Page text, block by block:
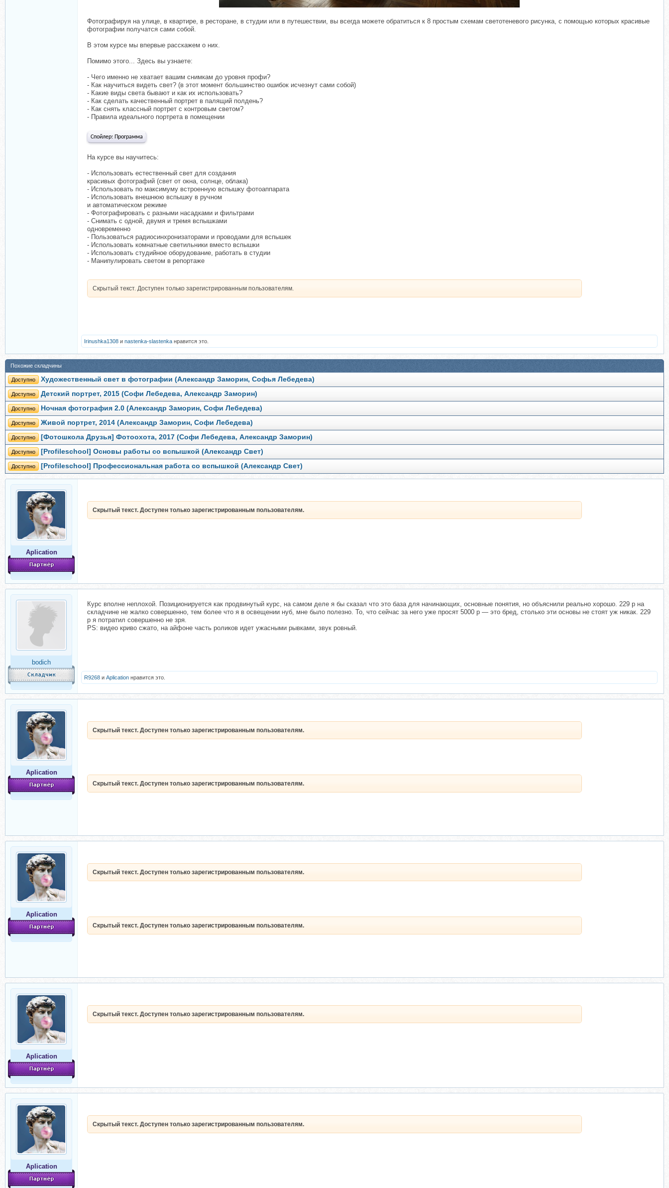
Фотографируя на улице, в квартире, в ресторане, в студии или в путешествии, вы всегда можете обратиться к 8 простым схемам светотеневого рисунка, с помощью которых красивые
фотографии получатся сами собой.
В этом курсе мы впервые расскажем о них.
Помимо этого... Здесь вы узнаете:
- Чего именно не хватает вашим снимкам до уровня профи?
- Как научиться видеть свет? (в этот момент большинство ошибок исчезнут сами собой)
- Какие виды света бывают и как их использовать?
- Как сделать качественный портрет в палящий полдень?
- Как снять классный портрет с контровым светом?
- Правила идеального портрета в помещении
Спойлер: Программа
На курсе вы научитесь:
- Использовать естественный свет для создания
красивых фотографий (свет от окна, солнце, облака)
- Использовать по максимуму встроенную вспышку фотоаппарата
- Использовать внешнюю вспышку в ручном
и автоматическом режиме
- Фотографировать с разными насадками и фильтрами
- Снимать с одной, двумя и тремя вспышками
одновременно
- Пользоваться радиосинхронизаторами и проводами для вспышек
- Использовать комнатные светильники вместо вспышки
- Использовать студийное оборудование, работать в студии
- Манипулировать светом в репортаже
Скрытый текст. Доступен только зарегистрированным пользователям.
Irinushka1308 и nastenka-slastenka нравится это.
Похожие складчины
Доступно Художественный свет в фотографии (Александр Заморин, Софья Лебедева)
Доступно Детский портрет, 2015 (Софи Лебедева, Александр Заморин)
Доступно Ночная фотография 2.0 (Александр Заморин, Софи Лебедева)
Доступно Живой портрет, 2014 (Александр Заморин, Софи Лебедева)
Доступно [Фотошкола Друзья] Фотоохота, 2017 (Софи Лебедева, Александр Заморин)
Доступно [Profileschool] Основы работы со вспышкой (Александр Свет)
Доступно [Profileschool] Профессиональная работа со вспышкой (Александр Свет)
Aplication
Скрытый текст. Доступен только зарегистрированным пользователям.
bodich
Курс вполне неплохой. Позиционируется как продвинутый курс, на самом деле я бы сказал что это база для начинающих, основные понятия, но объяснили реально хорошо. 229 р на
складчине не жалко совершенно, тем более что я в освещении нуб, мне было полезно. То, что сейчас за него уже просят 5000 р — это бред, столько эти основы не стоят уж никак. 229
р я потратил совершенно не зря.
PS: видео криво сжато, на айфоне часть роликов идет ужасными рывками, звук ровный.
R9268 и Aplication нравится это.
Aplication
Скрытый текст. Доступен только зарегистрированным пользователям.
Скрытый текст. Доступен только зарегистрированным пользователям.
Aplication
Скрытый текст. Доступен только зарегистрированным пользователям.
Скрытый текст. Доступен только зарегистрированным пользователям.
Aplication
Скрытый текст. Доступен только зарегистрированным пользователям.
Aplication
Скрытый текст. Доступен только зарегистрированным пользователям.